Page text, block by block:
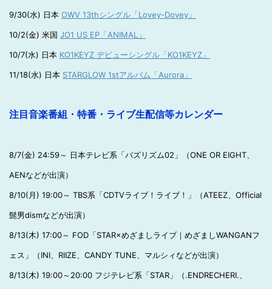
9/30(水) 日本 OWV 13thシングル「Lovey-Dovey」
10/2(金) 米国 JO1 US EP「ANIMAL」
10/7(水) 日本 KO1KEYZ デビューシングル「KO1KEYZ」
11/18(水) 日本 STARGLOW 1stアルバム「Aurora」
注目音楽番組・特番・ライブ生配信等カレンダー
8/7(金) 24:59～ 日本テレビ系「バズリズム02」（ONE OR EIGHT、
AENなどが出演）
8/10(月) 19:00～ TBS系「CDTVライブ！ライブ！」（ATEEZ、Official
髭男dismなどが出演）
8/13(木) 17:00～ FOD「STAR×めざましライブ｜めざましWANGANフ
ェス」（INI、RIIZE、CANDY TUNE、マルシィなどが出演）
8/13(木) 19:00～20:00 フジテレビ系「STAR」（.ENDRECHERI.、